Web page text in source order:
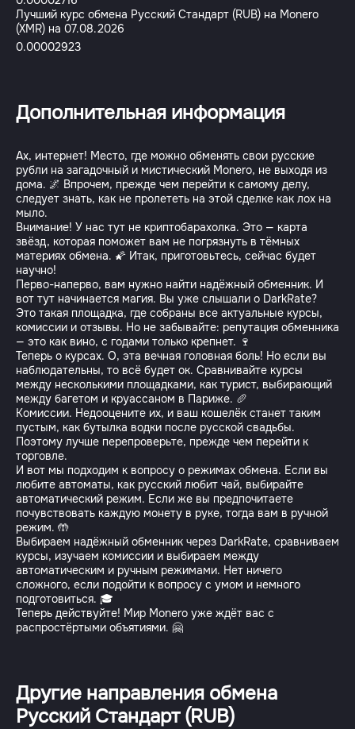
Лучший курс обмена Русский Стандарт (RUB) на Monero
(XMR) на 07.08.2026
0.00002923
Дополнительная информация
Ах, интернет! Место, где можно обменять свои русские
рубли на загадочный и мистический Monero, не выходя из
дома. 🌌 Впрочем, прежде чем перейти к самому делу,
следует знать, как не пролететь на этой сделке как лох на
мыло.
Внимание! У нас тут не криптобарахолка. Это — карта
звёзд, которая поможет вам не погрязнуть в тёмных
материях обмена. 🌠 Итак, приготовьтесь, сейчас будет
научно!
Перво-наперво, вам нужно найти надёжный обменник. И
вот тут начинается магия. Вы уже слышали о DarkRate?
Это такая площадка, где собраны все актуальные курсы,
комиссии и отзывы. Но не забывайте: репутация обменника
— это как вино, с годами только крепнет. 🍷
Теперь о курсах. О, эта вечная головная боль! Но если вы
наблюдательны, то всё будет ок. Сравнивайте курсы
между несколькими площадками, как турист, выбирающий
между багетом и круассаном в Париже. 🥖
Комиссии. Недооцените их, и ваш кошелёк станет таким
пустым, как бутылка водки после русской свадьбы.
Поэтому лучше перепроверьте, прежде чем перейти к
торговле.
И вот мы подходим к вопросу о режимах обмена. Если вы
любите автоматы, как русский любит чай, выбирайте
автоматический режим. Если же вы предпочитаете
почувствовать каждую монету в руке, тогда вам в ручной
режим. 🤲
Выбираем надёжный обменник через DarkRate, сравниваем
курсы, изучаем комиссии и выбираем между
автоматическим и ручным режимами. Нет ничего
сложного, если подойти к вопросу с умом и немного
подготовиться. 🎓
Теперь действуйте! Мир Monero уже ждёт вас с
распростёртыми объятиями. 🤗
Другие направления обмена
Русский Стандарт (RUB)